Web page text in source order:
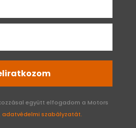
együtt elfogadom a Motors
adatvédelmi szabályzatát.